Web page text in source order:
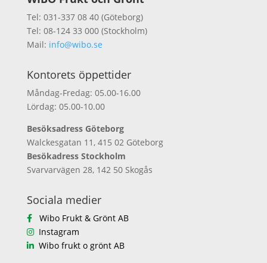
Tel: 031-337 08 40 (Göteborg)
Tel: 08-124 33 000 (Stockholm)
Mail: info@wibo.se
Kontorets öppettider
Måndag-Fredag: 05.00-16.00
Lördag: 05.00-10.00
Besöksadress Göteborg
Walckesgatan 11, 415 02 Göteborg
Besökadress Stockholm
Svarvarvägen 28, 142 50 Skogås
Sociala medier
Wibo Frukt & Grönt AB
Instagram
Wibo frukt o grönt AB